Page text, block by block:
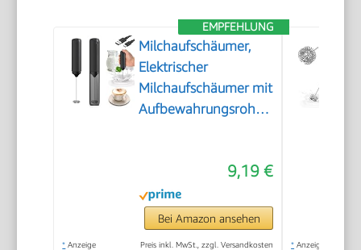
EMPFEHLUNG
Milchaufschäumer,
Elektrischer
Milchaufschäumer mit
Aufbewahrungsrohr,
mit 14.000 U/min,
Mini Mixer für Matcha
Latte, Cappuccino,
Küchenaccessoires
9,19 €
Bei Amazon ansehen
* Anzeige Preis inkl. MwSt., zzgl. Versandkosten * Anzeige